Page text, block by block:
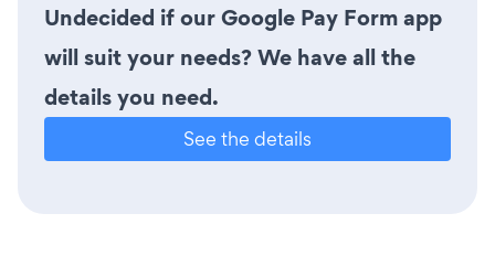
Undecided if our Google Pay Form app
will suit your needs? We have all the
details you need.
See the details